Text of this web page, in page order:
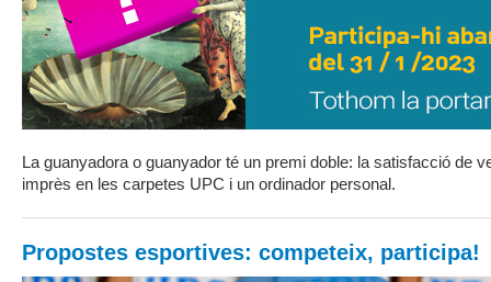
La guanyadora o guanyador té un premi doble: la satisfacció de
imprès en les carpetes UPC i un ordinador personal.
Propostes esportives: competeix, participa!